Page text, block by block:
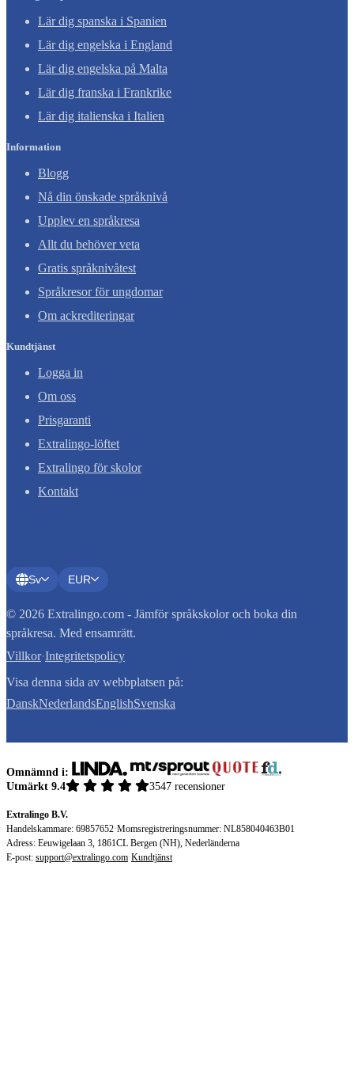
Lär dig spanska i Spanien
Lär dig engelska i England
Lär dig engelska på Malta
Lär dig franska i Frankrike
Lär dig italienska i Italien
Information
Blogg
Nå din önskade språknivå
Upplev en språkresa
Allt du behöver veta
Gratis språknivåtest
Språkresor för ungdomar
Om ackrediteringar
Kundtjänst
Logga in
Om oss
Prisgaranti
Extralingo-löftet
Extralingo för skolor
Kontakt
Sv EUR
© 2026 Extralingo.com - Jämför språkskolor och boka din
språkresa. Med ensamrätt.
Villkor·Integritetspolicy
Visa denna sida av webbplatsen på:
DanskNederlandsEnglishSvenska
Omnämnd i:
Utmärkt 9.4
3547 recensioner
Extralingo B.V.
Handelskammare: 69857652·Momsregistreringsnummer: NL858040463B01
Adress: Eeuwigelaan 3, 1861CL Bergen (NH), Nederländerna
E-post: support@extralingo.com·Kundtjänst